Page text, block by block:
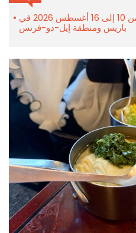
أفضل العروض للأسبوع من 10 إلى 16 أغسطس 2026 في
باريس ومنطقة إيل-دو-فرنس